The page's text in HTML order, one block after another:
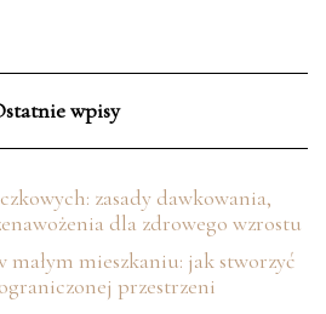
wpisy
zasady dawkowania,
dla zdrowego wzrostu
mieszkaniu: jak stworzyć
przestrzeni